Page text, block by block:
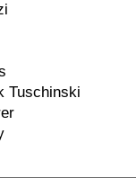
Tuschinski